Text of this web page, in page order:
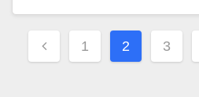
Σελιδοποίηση
Άρθρων
1 2 3